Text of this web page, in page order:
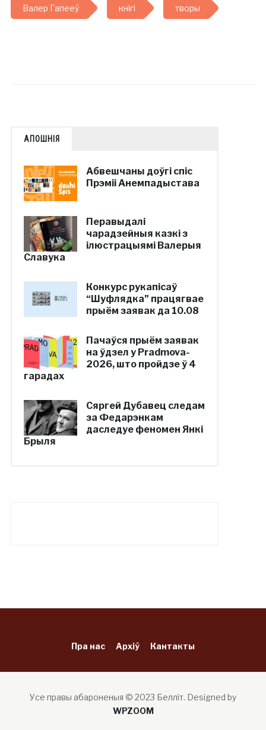
Валер Гапееў кнігі творы
АПОШНІЯ
Абвешчаны доўгі спіс
Прэміі Анемпадыстава
Перавыдалі
чарадзейныя казкі з
ілюстрацыямі Валерыя
Славука
Конкурс рукапісаў
“Шуфлядка” працягвае
прыём заявак да 10.08
Пачаўся прыём заявак
на ўдзел у Pradmova-
2026, што пройдзе ў 4
гарадах
Сяргей Дубавец следам
за Федарэнкам
даследуе феномен Янкі
Брыля
Пра нас Архіў Кантакты
Усе правы абароненыя © 2023 Белліт. Designed by
WPZOOM